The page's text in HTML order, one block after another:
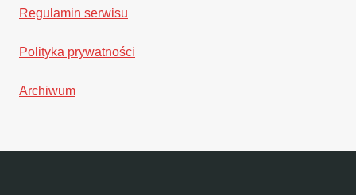
Regulamin serwisu
Polityka prywatności
Archiwum